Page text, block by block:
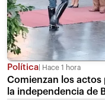
Política Hace 1 hora
Comienzan los actos
la independencia de